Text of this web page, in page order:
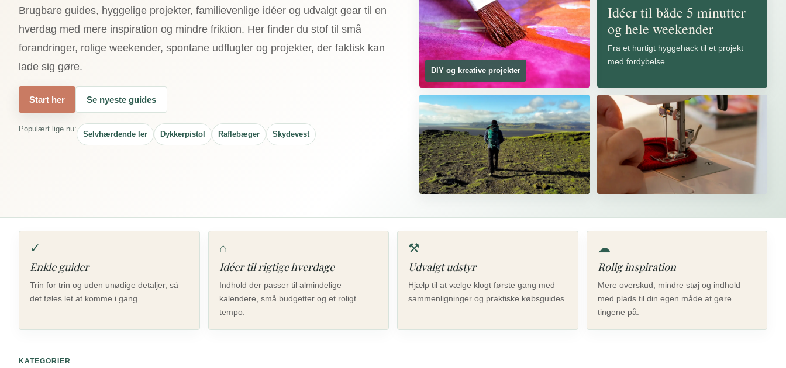
Brugbare guides, hyggelige projekter, familievenlige idéer og udvalgt gear til en
hverdag med mere inspiration og mindre friktion. Her finder du stof til små
forandringer, rolige weekender, spontane udflugter og projekter, der faktisk kan
lade sig gøre.
Start her Se nyeste guides
Populært lige nu:
Selvhærdende ler Dykkerpistol Raflebæger Skydevest
DIY og kreative projekter
Idéer til både 5 minutter
og hele weekender
Fra et hurtigt hyggehack til et projekt
med fordybelse.
✓
Enkle guider
Trin for trin og uden unødige detaljer, så
det føles let at komme i gang.
⌂
Idéer til rigtige hverdage
Indhold der passer til almindelige
kalendere, små budgetter og et roligt
tempo.
⚒
Udvalgt udstyr
Hjælp til at vælge klogt første gang med
sammenligninger og praktiske købsguides.
☁
Rolig inspiration
Mere overskud, mindre støj og indhold
med plads til din egen måde at gøre
tingene på.
KATEGORIER